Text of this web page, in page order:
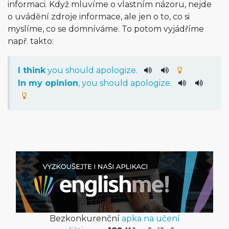
informaci. Když mluvíme o vlastním názoru, nejde
o uvádění zdroje informace, ale jen o to, co si
myslíme, co se domníváme. To potom vyjádříme
např. takto:
I think you should apologize.
In my opinion, you should apologize.
Bezkonkurenční apka na učení